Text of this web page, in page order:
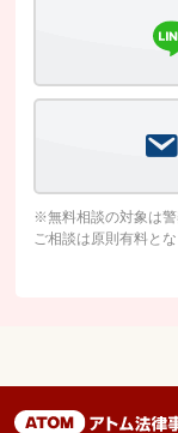
※無料相談の対象は
ご相談は原則有料とな